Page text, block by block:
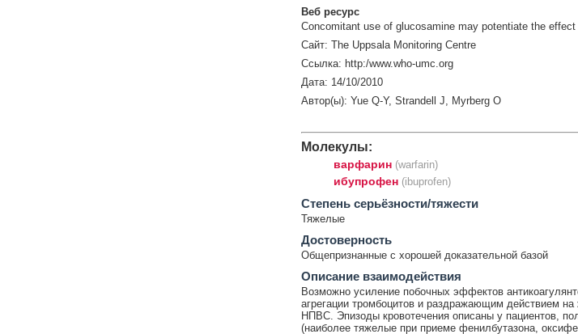
Веб ресурс
Concomitant use of glucosamine may potentiate the effect
Сайт: The Uppsala Monitoring Centre
Ссылка: http:/www.who-umc.org
Дата: 14/10/2010
Автор(ы): Yue Q-Y, Strandell J, Myrberg O
Молекулы:
варфарин (warfarin)
ибупрофен (ibuprofen)
Cтепень серьёзности/тяжести
Тяжелые
Достоверность
Общепризнанные с хорошей доказательной базой
Описание взаимодействия
Возможно усиление побочных эффектов
агрегации тромбоцитов и раздражающим действием
НПВС. Эпизоды кровотечения описаны у пациентов,
(наиболее тяжелые при приеме фенилбутазона,